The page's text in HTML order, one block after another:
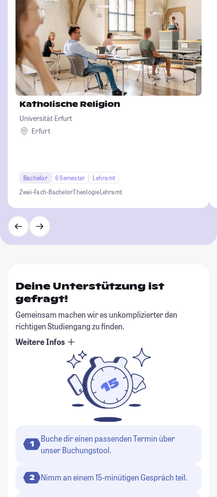
Katholische Religion
Universität Erfurt
Erfurt
Bachelor 6 Semester
Lehramt
Zwei-Fach-BachelorTheologieLehramt
Deine Unterstützung ist
gefragt!
Gemeinsam machen wir es unkomplizierter den
richtigen Studiengang zu finden.
Weitere Infos
1
Buche dir einen passenden Termin über
unser Buchungstool.
2 Nimm an einem 15-minütigen Gespräch teil.